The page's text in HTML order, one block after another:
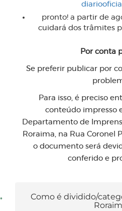
pronto! a partir de
cuidará dos trâmites
Por conta
Se preferir publicar por
Para isso, é preciso
conteúdo impresso
Departamento de
Roraima, na Rua Coronel
o documento será
conferido e
Como é dividido/